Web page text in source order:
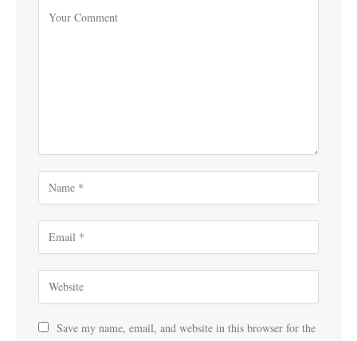
Save my name, email, and website in this browser for the